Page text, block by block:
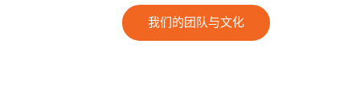
我们的团队与文化